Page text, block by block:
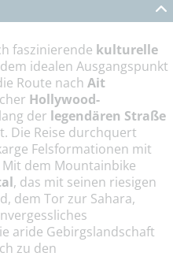
faszinierende kulturelle
idealen Ausgangspunkt
Route nach Ait
Hollywood-
der legendären Straße
Die Reise durchquert
Felsformationen mit
Mit dem Mountainbike
, das mit seinen riesigen
dem Tor zur Sahara,
aride Gebirgslandschaft
zu den